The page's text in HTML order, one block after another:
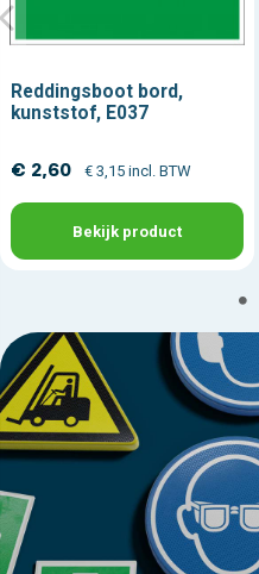
Reddingsboot bord,
kunststof, E037
€ 2,60 € 3,15 incl. BTW
Bekijk product